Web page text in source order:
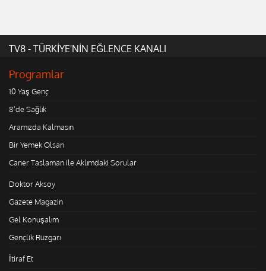
TV8 - TÜRKİYE'NİN EĞLENCE KANALI
Programlar
10 Yaş Genç
8'de Sağlık
Aramızda Kalmasın
Bir Yemek Olsan
Caner Taslaman ile Aklımdaki Sorular
Doktor Aksoy
Gazete Magazin
Gel Konuşalım
Gençlik Rüzgarı
İtiraf Et